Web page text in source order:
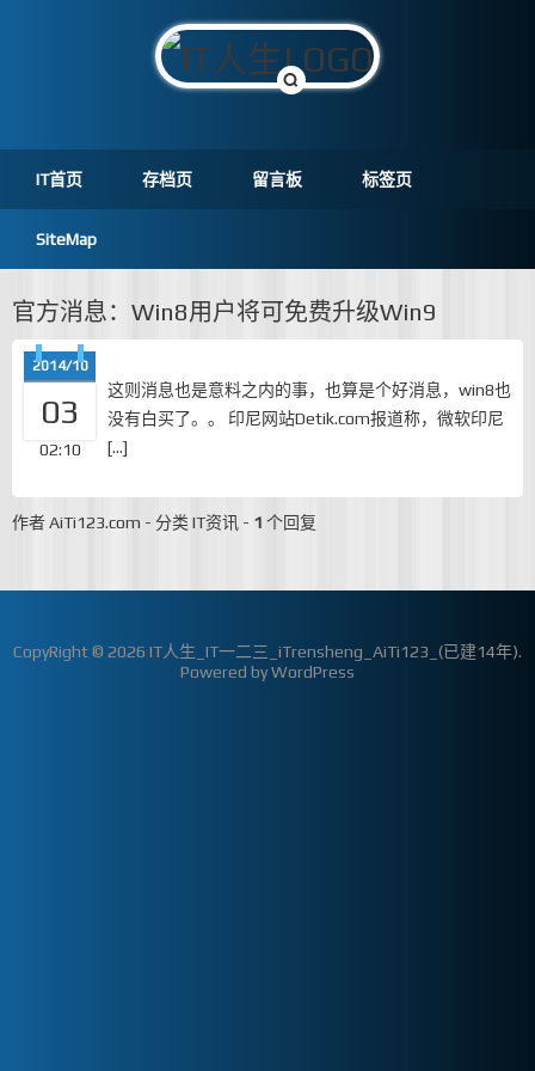
IT首页 存档页 留言板 标签页
SiteMap
官方消息：Win8用户将可免费升级Win9
2014/10
03
02:10
这则消息也是意料之内的事，也算是个好消息，win8也
没有白买了。。 印尼网站Detik.com报道称，微软印尼
[…]
作者AiTi123.com - 分类 IT资讯 - 1 个回复
CopyRight © 2026 IT人生_IT一二三_iTrensheng_AiTi123_(已建14年).
Powered byWordPress